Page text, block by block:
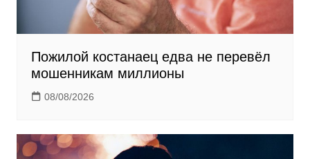
Пожилой костанаец едва не перевёл
мошенникам миллионы
08/08/2026